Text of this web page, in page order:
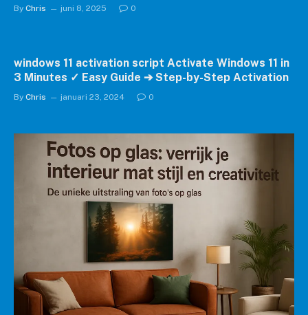
By Chris juni 8, 2025 0
windows 11 activation script Activate Windows 11 in
3 Minutes ✓ Easy Guide ➔ Step-by-Step Activation
By Chris januari 23, 2024 0